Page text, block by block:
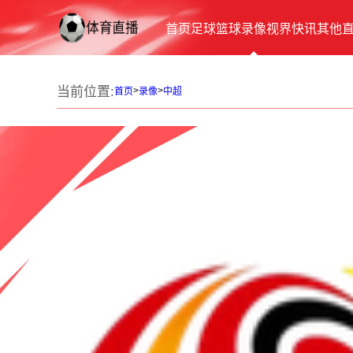
首页足球篮球录像视界快讯其他
当前位置:首页>录像>中超